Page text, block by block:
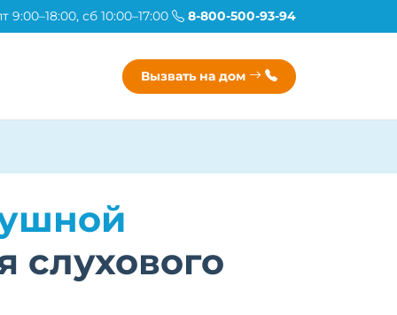
сб 10:00–17:00 8-800-500-93-94
Вызвать на дом
слухового